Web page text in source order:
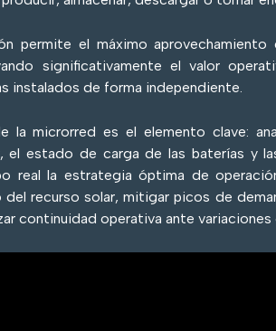
permite el máximo
significativamente el valor
instalados de forma independiente.
la microrred es el elemento clave:
el estado de carga de las baterías y
real la estrategia óptima de
del recurso solar, mitigar picos de
continuidad operativa ante variaciones